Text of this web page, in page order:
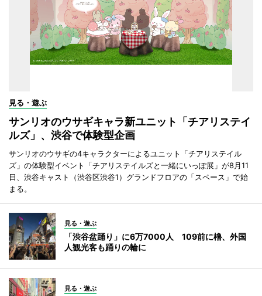
見る・遊ぶ
サンリオのウサギキャラ新ユニット「チアリステイ
ルズ」、渋谷で体験型企画
サンリオのウサギの4キャラクターによるユニット「チアリステイル
ズ」の体験型イベント「チアリステイルズと一緒にいっぽ展」が8月11
日、渋谷キャスト（渋谷区渋谷1）グランドフロアの「スペース」で始
まる。
見る・遊ぶ
「渋谷盆踊り」に6万7000人 109前に櫓、外国
人観光客も踊りの輪に
見る・遊ぶ